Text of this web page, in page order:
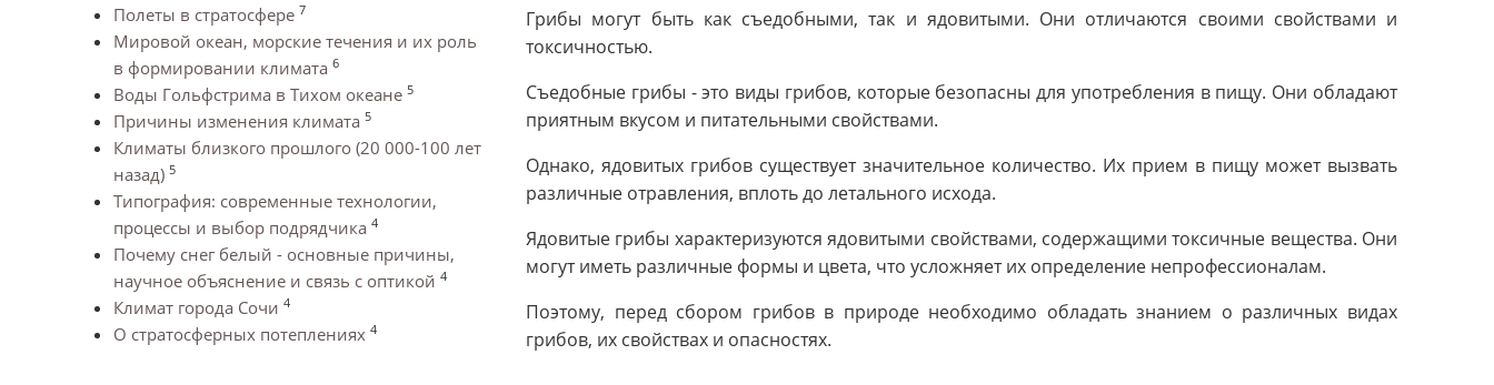
Полеты в стратосфере 7
Мировой океан, морские течения и их роль
в формировании климата 6
Воды Гольфстрима в Тихом океане 5
Причины изменения климата 5
Климаты близкого прошлого (20 000-100 лет
назад) 5
Типография: современные технологии,
процессы и выбор подрядчика 4
Почему снег белый - основные причины,
научное объяснение и связь с оптикой 4
Климат города Сочи 4
О стратосферных потеплениях 4
Грибы могут быть как съедобными, так и ядовитыми. Они отличаются своими свойствами и
токсичностью.
Съедобные грибы - это виды грибов, которые безопасны для употребления в пищу. Они обладают
приятным вкусом и питательными свойствами.
Однако, ядовитых грибов существует значительное количество. Их прием в пищу может вызвать
различные отравления, вплоть до летального исхода.
Ядовитые грибы характеризуются ядовитыми свойствами, содержащими токсичные вещества. Они
могут иметь различные формы и цвета, что усложняет их определение непрофессионалам.
Поэтому, перед сбором грибов в природе необходимо обладать знанием о различных видах
грибов, их свойствах и опасностях.